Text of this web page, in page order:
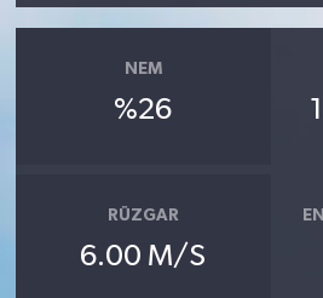
NEM
%26
RÜZGAR
6.00 M/S